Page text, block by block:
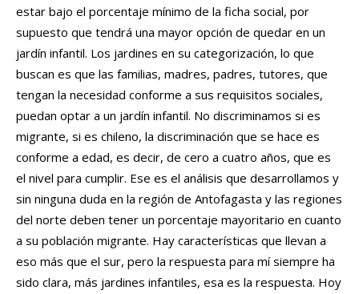
estar bajo el porcentaje mínimo de la ficha social, por
supuesto que tendrá una mayor opción de quedar en un
jardín infantil. Los jardines en su categorización, lo que
buscan es que las familias, madres, padres, tutores, que
tengan la necesidad conforme a sus requisitos sociales,
puedan optar a un jardín infantil. No discriminamos si es
migrante, si es chileno, la discriminación que se hace es
conforme a edad, es decir, de cero a cuatro años, que es
el nivel para cumplir. Ese es el análisis que desarrollamos y
sin ninguna duda en la región de Antofagasta y las regiones
del norte deben tener un porcentaje mayoritario en cuanto
a su población migrante. Hay características que llevan a
eso más que el sur, pero la respuesta para mí siempre ha
sido clara, más jardines infantiles, esa es la respuesta. Hoy